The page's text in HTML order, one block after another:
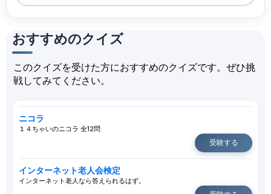
おすすめのクイズ
このクイズを受けた方におすすめのクイズです。ぜひ挑
戦してみてください。
ニコラ
１４ちゃいのニコラ 全12問
受験する
インターネット老人会検定
インターネット老人なら答えられるはず。